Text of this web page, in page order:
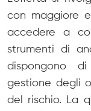
con maggiore
accedere a
strumenti di
dispongono
gestione degli
del rischio. La